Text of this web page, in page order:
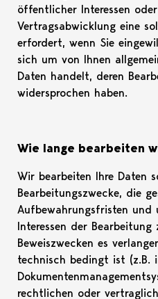
öffentlicher Interessen
Vertragsabwicklung eine
erfordert, wenn Sie
sich um von Ihnen
Daten handelt, deren
widersprochen haben.
Wie lange bearbeiten
Wir bearbeiten Ihre Daten
Bearbeitungszwecke, die
Aufbewahrungsfristen und
Interessen der
Beweiszwecken es
technisch bedingt ist (z.B.
rechtlichen oder